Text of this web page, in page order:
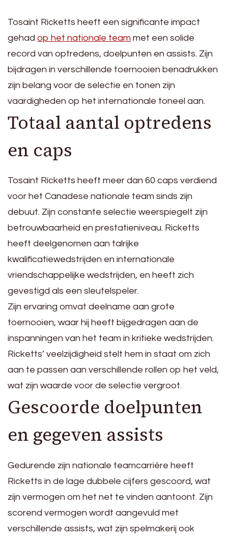
Tosaint Ricketts heeft een significante impact
gehad op het nationale team met een solide
record van optredens, doelpunten en assists. Zijn
bijdragen in verschillende toernooien benadrukken
zijn belang voor de selectie en tonen zijn
vaardigheden op het internationale toneel aan.
Totaal aantal optredens
en caps
Tosaint Ricketts heeft meer dan 60 caps verdiend
voor het Canadese nationale team sinds zijn
debuut. Zijn constante selectie weerspiegelt zijn
betrouwbaarheid en prestatieniveau. Ricketts
heeft deelgenomen aan talrijke
kwalificatiewedstrijden en internationale
vriendschappelijke wedstrijden, en heeft zich
gevestigd als een sleutelspeler.
Zijn ervaring omvat deelname aan grote
toernooien, waar hij heeft bijgedragen aan de
inspanningen van het team in kritieke wedstrijden.
Ricketts’ veelzijdigheid stelt hem in staat om zich
aan te passen aan verschillende rollen op het veld,
wat zijn waarde voor de selectie vergroot.
Gescoorde doelpunten
en gegeven assists
Gedurende zijn nationale teamcarrière heeft
Ricketts in de lage dubbele cijfers gescoord, wat
zijn vermogen om het net te vinden aantoont. Zijn
scorend vermogen wordt aangevuld met
verschillende assists, wat zijn spelmakerij ook